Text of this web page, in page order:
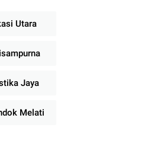
Utara
Jaya
Melati